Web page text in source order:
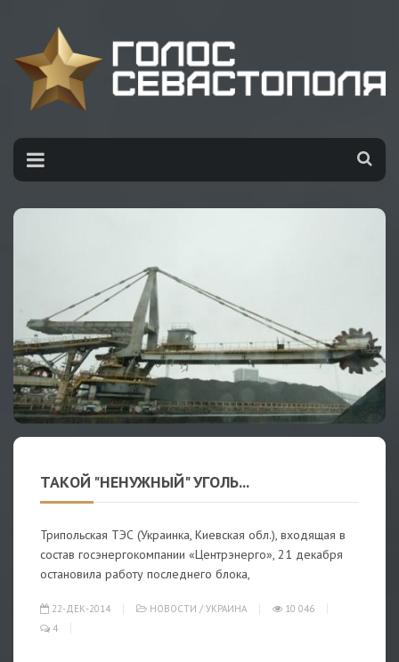
ТАКОЙ "НЕНУЖНЫЙ" УГОЛЬ...
Трипольская ТЭС (Украинка, Киевская обл.), входящая в
состав госэнергокомпании «Центрэнерго», 21 декабря
остановила работу последнего блока,
22-ДЕК-2014 НОВОСТИ / УКРАИНА
10 046
4